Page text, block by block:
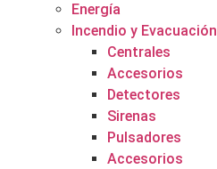
Energía
Incendio y Evacuación
Centrales
Accesorios
Detectores
Sirenas
Pulsadores
Accesorios